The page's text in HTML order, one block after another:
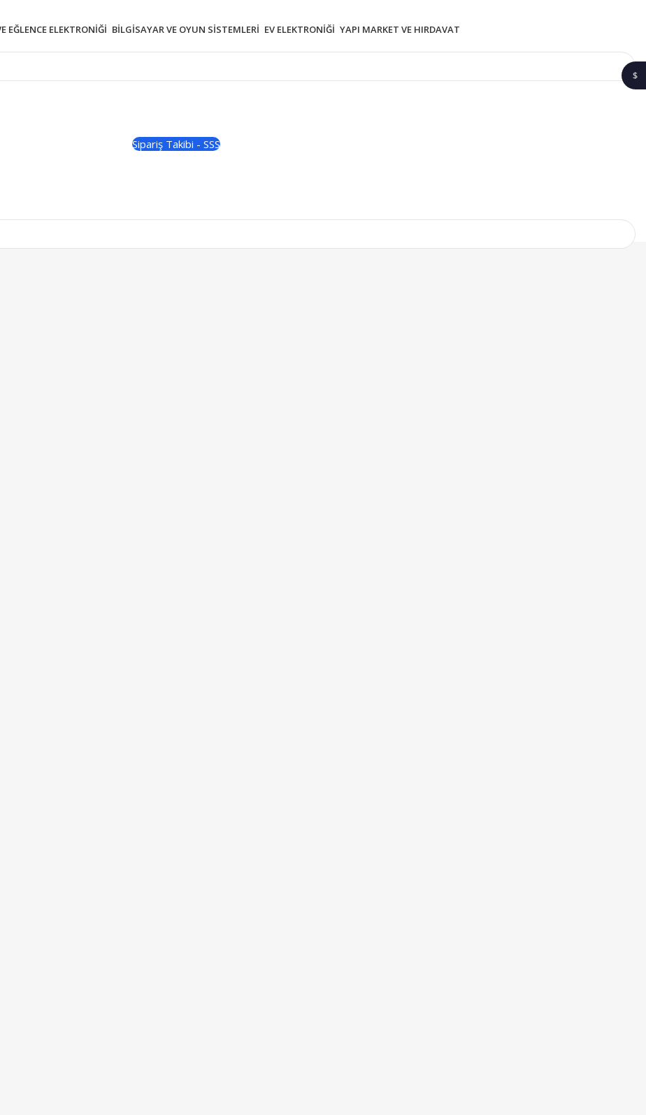
EĞLENCE ELEKTRONIĞI BILGISAYAR VE OYUN SISTEMLERI EV ELEKTRONIĞI YAPI MARKET VE HIRDAVAT
Sipariş Takibi - SSS
$